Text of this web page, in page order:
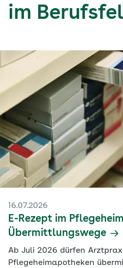
im
16.07.2026
E-Rezept im
Übermittlungswege
Ab Juli 2026 dürfen
Pflegeheimapotheken